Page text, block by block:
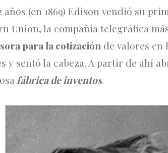
años (en 1869) Edison vendió su
Union, la compañía telegráfica
para la cotización de valores en
y sentó la cabeza. A partir de ahí
fábrica de inventos.